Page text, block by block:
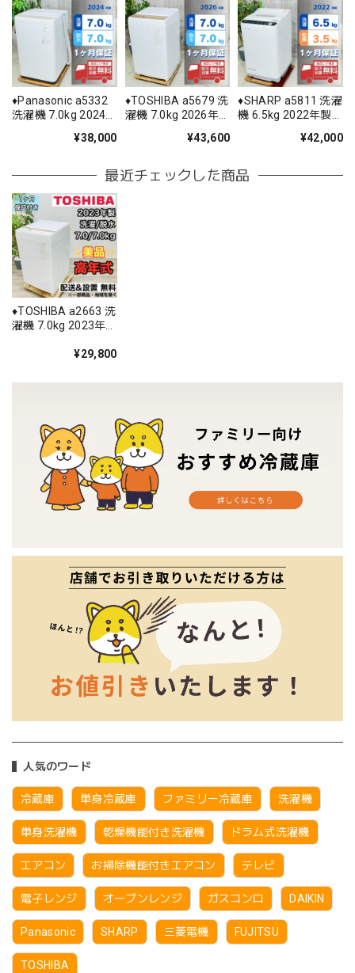
人気のワード
冷蔵庫 単身冷蔵庫 ファミリー冷蔵庫 洗濯機
単身洗濯機 乾燥機能付き洗濯機 ドラム式洗濯機
エアコン お掃除機能付きエアコン テレビ
電子レンジ オーブンレンジ ガスコンロ DAIKIN
Panasonic SHARP 三菱電機 FUJITSU
TOSHIBA
♦️Panasonic a5332
洗濯機 7.0kg 2024
¥38,000
♦️TOSHIBA a5679 洗
濯機 7.0kg 2026年
¥43,600
♦️SHARP a5811 洗濯
機 6.5kg 2022年製
¥42,000
最近チェックした商品
♦️TOSHIBA a2663 洗
濯機 7.0kg 2023年
¥29,800